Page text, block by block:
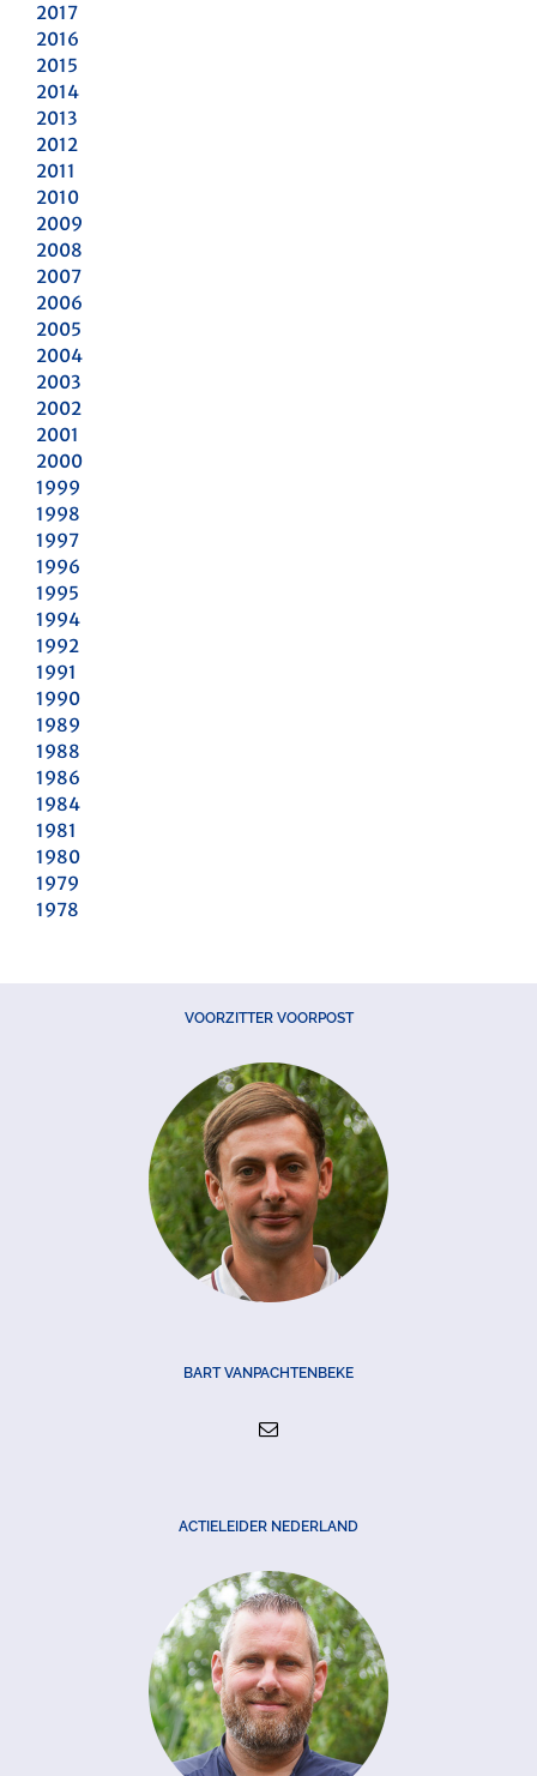
2017
2016
2015
2014
2013
2012
2011
2010
2009
2008
2007
2006
2005
2004
2003
2002
2001
2000
1999
1998
1997
1996
1995
1994
1992
1991
1990
1989
1988
1986
1984
1981
1980
1979
1978
VOORZITTER VOORPOST
BART VANPACHTENBEKE
ACTIELEIDER NEDERLAND